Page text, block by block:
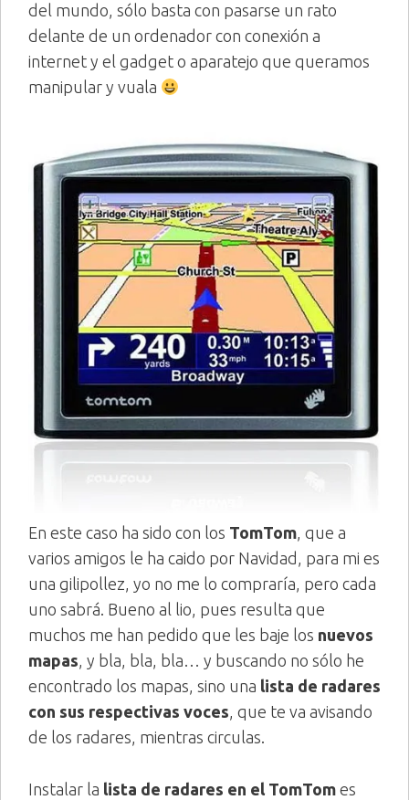
del mundo, sólo basta con pasarse un rato
delante de un ordenador con conexión a
internet y el gadget o aparatejo que queramos
manipular y vuala
En este caso ha sido con los TomTom, que a
varios amigos le ha caido por Navidad, para mi es
una gilipollez, yo no me lo compraría, pero cada
uno sabrá. Bueno al lio, pues resulta que
muchos me han pedido que les baje los nuevos
mapas, y bla, bla, bla… y buscando no sólo he
encontrado los mapas, sino una lista de radares
con sus respectivas voces, que te va avisando
de los radares, mientras circulas.
Instalar la lista de radares en el TomTom es